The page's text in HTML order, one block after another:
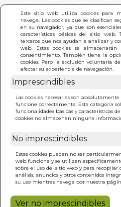
Este sitio web utiliza cookies para
navega. Las cookies que se clasifican
en su navegador, ya que son
características básicas del sitio web.
terceros que nos ayudan a analizar y
web. Estas cookies se
consentimiento. También tiene la
cookies. Pero la exclusión voluntaria
afectar su experiencia de navegación.
Imprescindibles
Las cookies necesarias son
funcione correctamente. Esta categoría
funcionalidades básicas y características
cookies no almacenan ninguna
No imprescindibles
Estas cookies pueden no ser
web funcione y se utilizan
sobre el uso del sitio web y para recopilar
análisis, anuncios y otros contenidos
su uso mientras navega por nuestra
Ver no imprescindibles
INICIO > NO ERES TU